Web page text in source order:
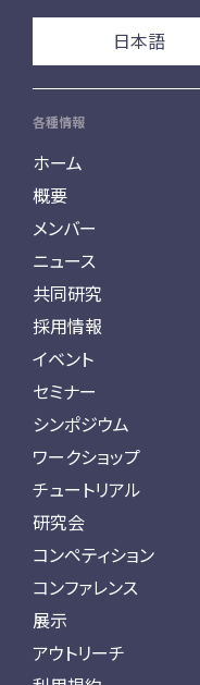
日本語
各種情報
ホーム
概要
メンバー
ニュース
共同研究
採用情報
イベント
セミナー
シンポジウム
ワークショップ
チュートリアル
研究会
コンペティション
コンファレンス
展示
アウトリーチ